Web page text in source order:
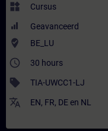
widgets Cursus
Geavanceerd
where_to_vote BE_LU
access_time 30 hours
sell TIA-UWCC1-LJ
translate EN, FR, DE en NL